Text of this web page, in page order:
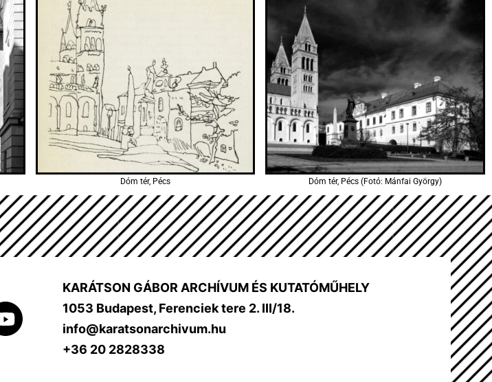
Dóm tér, Pécs Dóm tér, Pécs (Fotó: Mánfai György)
KARÁTSON GÁBOR ARCHÍVUM ÉS KUTATÓMŰHELY
1053 Budapest, Ferenciek tere 2. III/18.
info@karatsonarchivum.hu
+36 20 2828338